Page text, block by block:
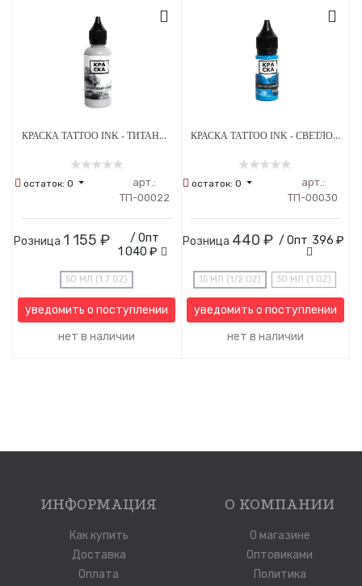
КРАСКА TATTOO INK - ТИТАНОВЫЙ СЕРЫЙ
остаток: 0
арт.:
ТП-00022
Розница 1 155 ₽
/ Опт
1 040 ₽
50 МЛ (1.7 OZ)
уведомить о поступлении
нет в наличии
КРАСКА TATTOO INK - СВЕТЛО-СИНИЙ ВАСИЛЕК
остаток:0
арт.:
ТП-00030
Розница 440 ₽ / Опт 396 ₽
15 МЛ (1/2 OZ) 30 МЛ (1 OZ)
уведомить о поступлении
нет в наличии
ИНФОРМАЦИЯ
Как купить
Доставка
Оплата
О КОМПАНИИ
О магазине
Оптовиками
Политика